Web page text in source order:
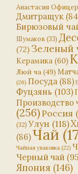
Анастасия
Дмитращук
Бирюзовый
Шумаков (33)
(72) Зеленый
Керамика (60)
Люй ча (49)
(26) Посуда (88)
Фуцзянь (103)
Производство
(256)Россия
(32) Улун (118)
(86)Чай
Чайная упаковка (22)
Черный чай
Япония (146)